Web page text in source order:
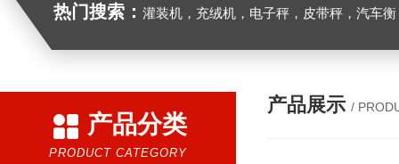
热门搜索： 灌装机，充绒机，电子秤，皮带秤，汽车
产品分类
PRODUCT CATEGORY
产品展示 /